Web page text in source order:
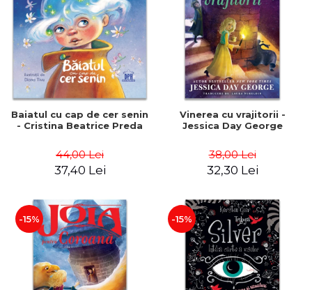
Baiatul cu cap de cer senin
- Cristina Beatrice Preda
44,00 Lei
37,40 Lei
Vinerea cu vrajitorii -
Jessica Day George
38,00 Lei
32,30 Lei
-15% -15%